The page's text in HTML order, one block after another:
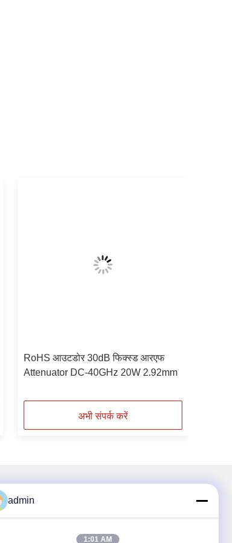
RoHS आउटडोर 30dB फिक्स्ड आरएफ
Attenuator DC-40GHz 20W 2.92mm
अभी संपर्क करें
पत्र
admin
1:01 AM